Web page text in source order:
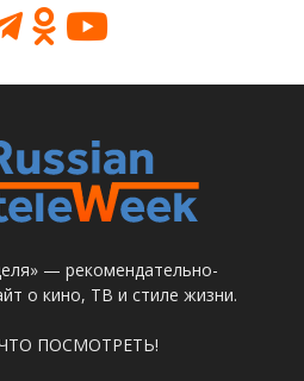
— рекомендательно-
о кино, ТВ и стиле жизни.
ПОСМОТРЕТЬ!